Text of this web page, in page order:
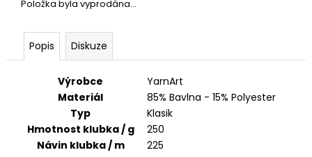
Položka byla vyprodána…
Popis Diskuze
Výrobce
YarnArt
Materiál
85% Bavlna - 15% Polyester
Typ
Klasik
Hmotnost klubka / g
250
Návin klubka / m
225
č
m